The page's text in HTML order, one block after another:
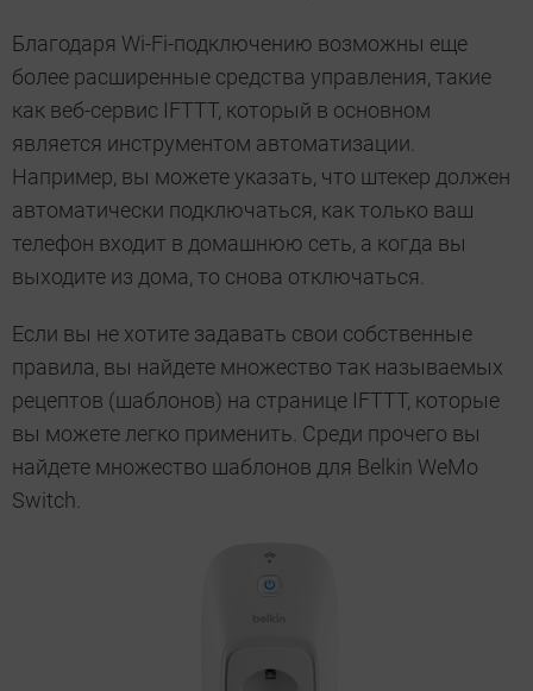
Благодаря Wi-Fi-подключению возможны еще
более расширенные средства управления, такие
как веб-сервис IFTTT, который в основном
является инструментом автоматизации.
Например, вы можете указать, что штекер должен
автоматически подключаться, как только ваш
телефон входит в домашнюю сеть, а когда вы
выходите из дома, то снова отключаться.
Если вы не хотите задавать свои собственные
правила, вы найдете множество так называемых
рецептов (шаблонов) на странице IFTTT, которые
вы можете легко применить. Среди прочего вы
найдете множество шаблонов для Belkin WeMo
Switch.